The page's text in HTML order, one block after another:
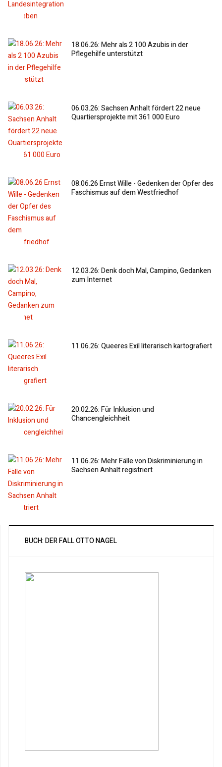
18.06.26: Mehr als 2 100 Azubis in der
Pflegehilfe unterstützt
06.03.26: Sachsen Anhalt fördert 22 neue
Quartiersprojekte mit 361 000 Euro
08.06.26 Ernst Wille - Gedenken der Opfer des
Faschismus auf dem Westfriedhof
12.03.26: Denk doch Mal, Campino, Gedanken
zum Internet
11.06.26: Queeres Exil literarisch kartografiert
20.02.26: Für Inklusion und
Chancengleichheit
11.06.26: Mehr Fälle von Diskriminierung in
Sachsen Anhalt registriert
BUCH: DER FALL OTTO NAGEL